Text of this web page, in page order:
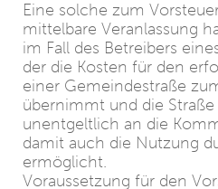
Eine solche zum
mittelbare Veranlassung
im Fall des Betreibers
der die Kosten für den
einer Gemeindestraße
übernimmt und die
unentgeltlich an die
damit auch die Nutzung
ermöglicht.
Voraussetzung für den